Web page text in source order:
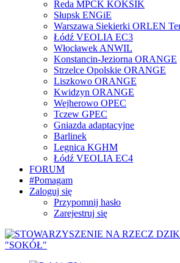
Reda MPCK KOKSIK
Słupsk ENGiE
Warszawa Siekierki ORLEN
Łódź VEOLIA EC3
Włocławek ANWIL
Konstancin-Jeziorna ORANGE
Strzelce Opolskie ORANGE
Liszkowo ORANGE
Kwidzyn ORANGE
Wejherowo OPEC
Tczew GPEC
Gniazda adaptacyjne
Barlinek
Legnica KGHM
Łódź VEOLIA EC4
FORUM
#Pomagam
Zaloguj się
Przypomnij hasło
Zarejestruj się